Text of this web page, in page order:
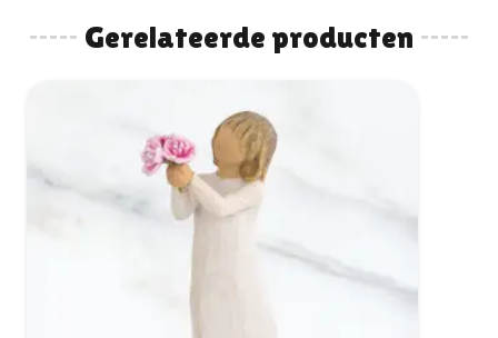
Gerelateerde producten